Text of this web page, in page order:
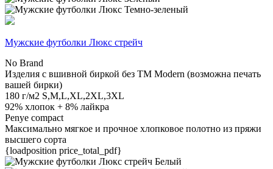
Мужские футболки Люкс стрейч
No Brand
Изделия с вшивной биркой без TM Modern (возможна печать
вашей бирки)
180 г/м2 S,M,L,XL,2XL,3XL
92% хлопок + 8% лайкра
Penye compact
Максимально мягкое и прочное хлопковое полотно из пряжи
высшего сорта
{loadposition price_total_pdf}